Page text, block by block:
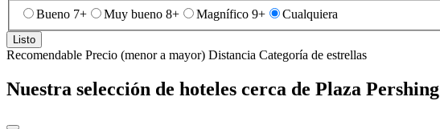
Bueno 7+ Muy bueno 8+ Magnífico 9+ Cualquiera
Listo
Recomendable Precio (menor a mayor) Distancia Categoría de estrellas
Nuestra selección de hoteles cerca de Plaza Pershing